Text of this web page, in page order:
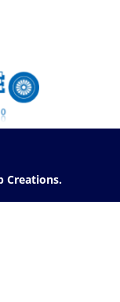
Creations.